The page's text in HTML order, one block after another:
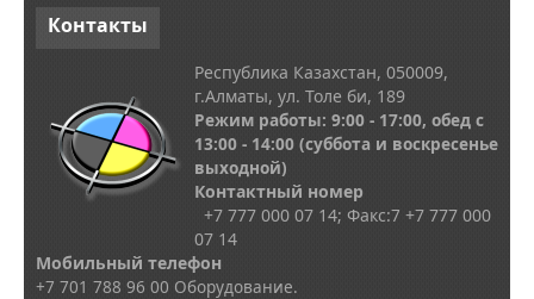
Контакты
Республика Казахстан, 050009,
г.Алматы, ул. Толе би, 189
Режим работы: 9:00 - 17:00, обед с
13:00 - 14:00 (суббота и воскресенье
выходной)
Контактный номер
+7 777 000 07 14; Факс:7 +7 777 000
07 14
Мобильный телефон
+7 701 788 96 00 Оборудование.